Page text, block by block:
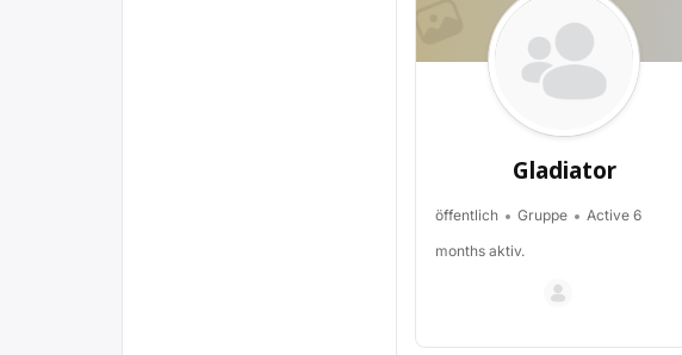
Gladiator
öffentlich Gruppe
Active 6
months aktiv.